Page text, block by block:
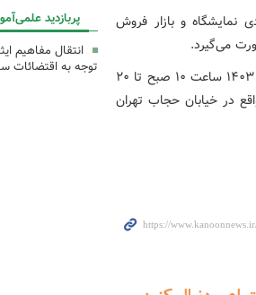
نمایشگاه و بازار فروش
می‌گیرد.
نهمین جشنواره ملی اسباب‌بازی با شعار «بازی، تمرین زندگی» از ۲۵ دی تا ۱۰ بهمن ۱۴۰۳ ساعت ۱۰ صبح تا ۲۰
در خیابان حجاب تهران
پربازدید
انتقال مفاهیم
توجه به اقتضائات